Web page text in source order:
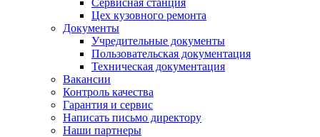
Сервисная станция
Цех кузовного ремонта
Документы
Учредительные документы
Пользовательская документация
Техническая документация
Вакансии
Контроль качества
Гарантия и сервис
Написать письмо директору
Наши партнеры